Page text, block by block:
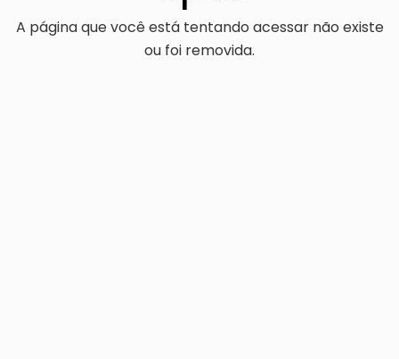
A página que você está tentando acessar não existe
ou foi removida.